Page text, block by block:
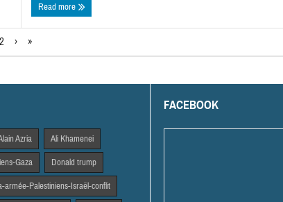
Read more
› »
Azria Ali Khamenei
Gaza Donald trump
armée-Palestiniens-Israël-conflit
FACEBOOK